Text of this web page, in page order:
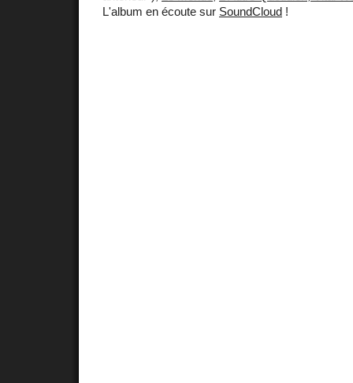
L'album en écoute sur SoundCloud !